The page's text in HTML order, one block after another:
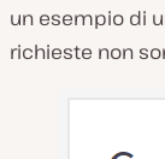
un esempio di
richieste non